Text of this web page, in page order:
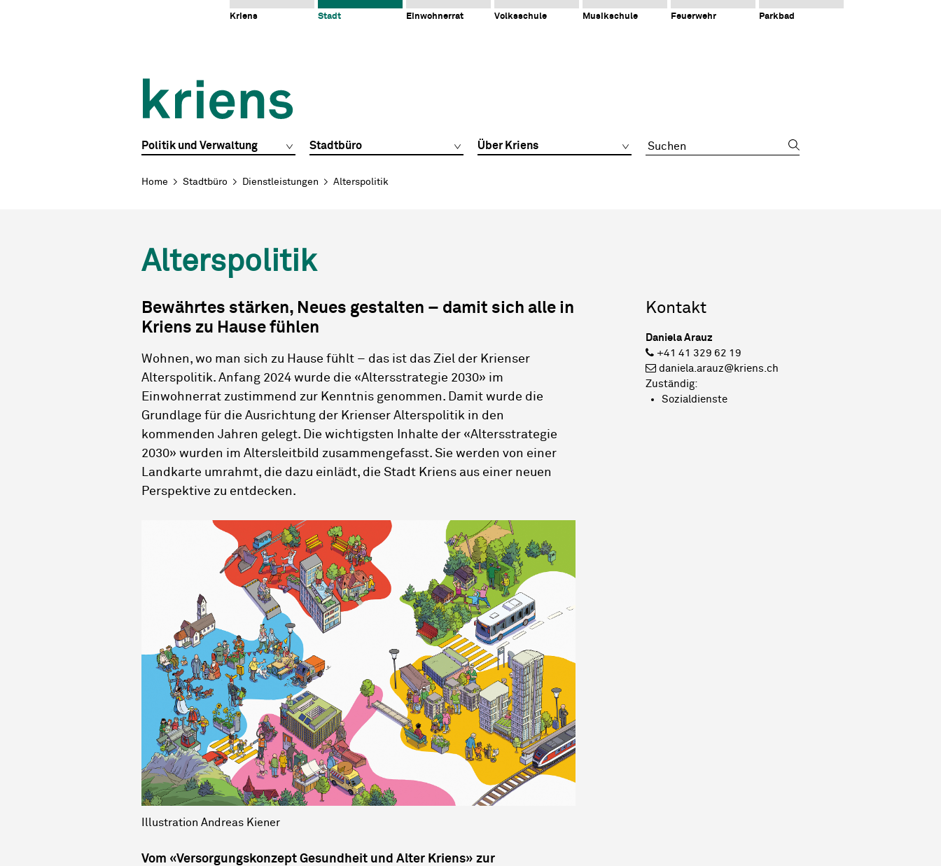
Navigieren in Kriens
Kriens Stadt Einwohnerrat Volksschule Musikschule Feuerwehr Parkbad
Hauptnavigation
Politik und Verwaltung Stadtbüro Über Kriens Suchbegriff
Breadcrumb
Home Stadtbüro Dienstleistungen Alterspolitik
Alterspolitik
Bewährtes stärken, Neues gestalten – damit sich alle in
Kriens zu Hause fühlen
Wohnen, wo man sich zu Hause fühlt – das ist das Ziel der Krienser
Alterspolitik. Anfang 2024 wurde die «Altersstrategie 2030» im
Einwohnerrat zustimmend zur Kenntnis genommen. Damit wurde die
Grundlage für die Ausrichtung der Krienser Alterspolitik in den
kommenden Jahren gelegt. Die wichtigsten Inhalte der «Altersstrategie
2030» wurden im Altersleitbild zusammengefasst. Sie werden von einer
Landkarte umrahmt, die dazu einlädt, die Stadt Kriens aus einer neuen
Perspektive zu entdecken.
Illustration Andreas Kiener
Vom «Versorgungskonzept Gesundheit und Alter Kriens» zur
Sidebar
Kontakt
Daniela Arauz
+41 41 329 62 19
daniela.arauz@kriens.ch
Zuständig:
Sozialdienste